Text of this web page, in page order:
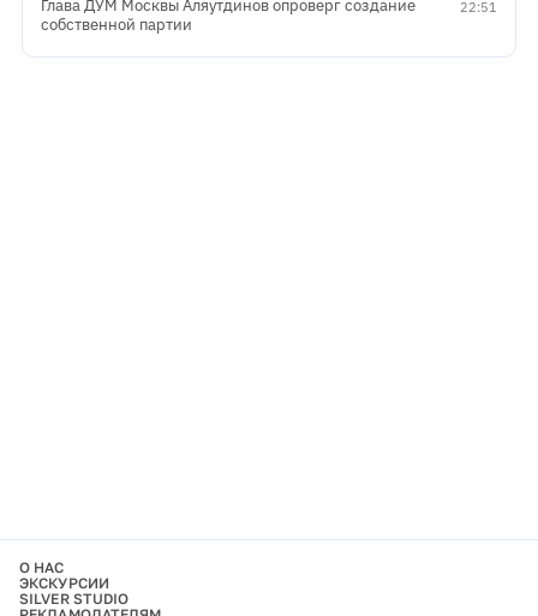
22:51
Глава ДУМ Москвы Аляутдинов опроверг создание
собственной партии
О НАС
ЭКСКУРСИИ
SILVER STUDIO